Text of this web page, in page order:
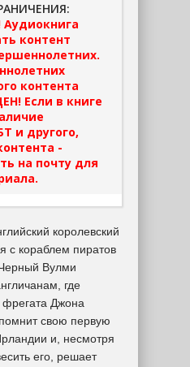
Аудиокнига
контент
контента
Если в книге
и другого,
-
на почту для
королевский
с кораблем пиратов
Вулми
где
фрегата Джона
свою первую
и, несмотря
его, решает